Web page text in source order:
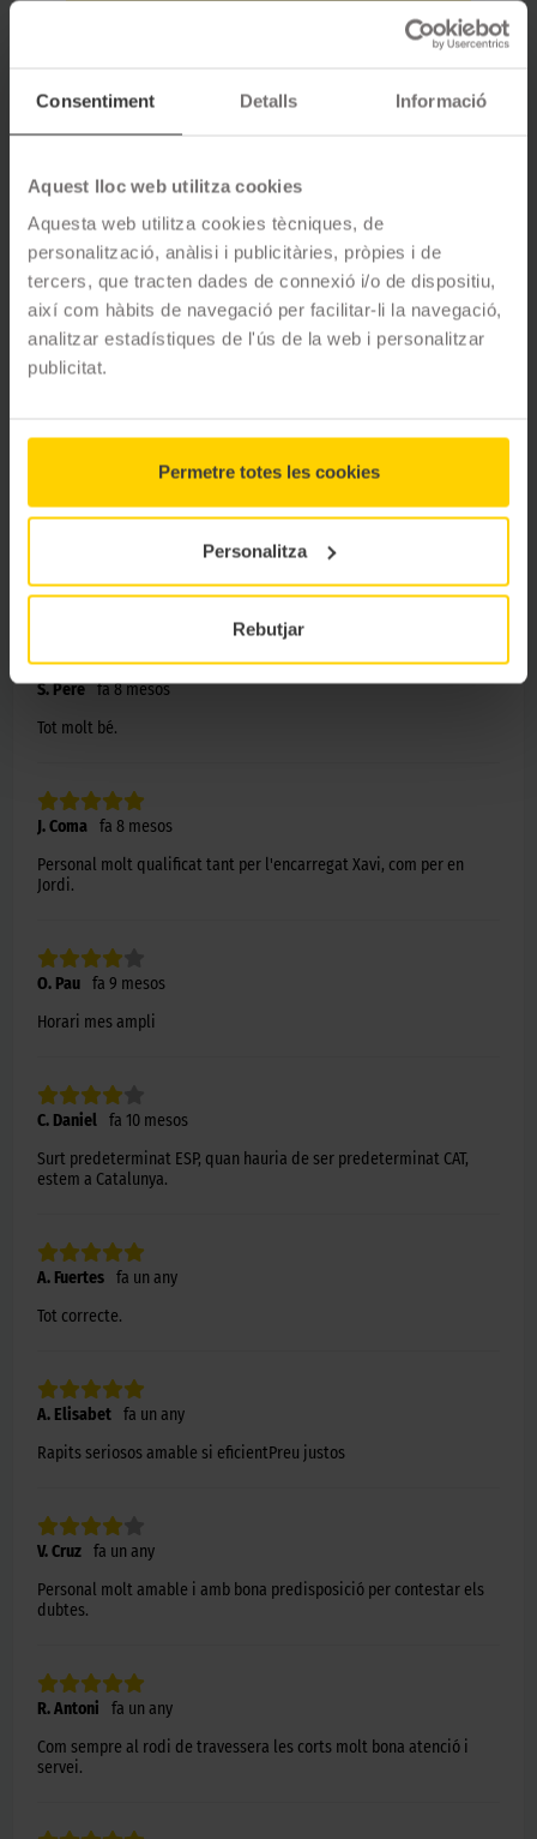
Consentiment Detalls Informació
Aquest lloc web utilitza cookies
Aquesta web utilitza cookies tècniques, de
personalització, anàlisi i publicitàries, pròpies i de
tercers, que tracten dades de connexió i/o de dispositiu,
així com hàbits de navegació per facilitar-li la navegació,
analitzar estadístiques de l'ús de la web i personalitzar
publicitat.
Permetre totes les cookies
Personalitza
Rebutjar
Opinions de clients
4.8ESTRELLES 147opinions
5estrelles 88
4estrelles
Molt eficaços i atents (centre Travessera de Les corts de Barcelona)
S. Pere fa 8 mesos
Tot molt bé.
J. Coma fa 8 mesos
Personal molt qualificat tant per l'encarregat Xavi, com per en
Jordi.
O. Pau fa 9 mesos
Horari mes ampli
C. Daniel fa 10 mesos
Surt predeterminat ESP, quan hauria de ser predeterminat CAT,
estem a Catalunya.
A. Fuertes fa un any
Tot correcte.
A. Elisabet fa un any
Rapits seriosos amable si eficientPreu justos
V. Cruz fa un any
Personal molt amable i amb bona predisposició per contestar els
dubtes.
R. Antoni
fa un any
Com sempre al rodi de travessera les corts molt bona atenció i
servei.